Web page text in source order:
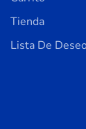
Tienda
Lista De